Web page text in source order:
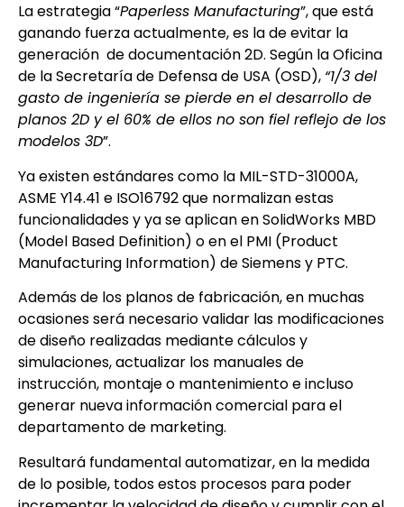
La estrategia “Paperless Manufacturing”, que está
ganando fuerza actualmente, es la de evitar la
generación de documentación 2D. Según la Oficina
de la Secretaría de Defensa de USA (OSD), “1/3 del
gasto de ingeniería se pierde en el desarrollo de
planos 2D y el 60% de ellos no son fiel reflejo de los
modelos 3D”.
Ya existen estándares como la MIL-STD-31000A,
ASME Y14.41 e ISO16792 que normalizan estas
funcionalidades y ya se aplican en SolidWorks MBD
(Model Based Definition) o en el PMI (Product
Manufacturing Information) de Siemens y PTC.
Además de los planos de fabricación, en muchas
ocasiones será necesario validar las modificaciones
de diseño realizadas mediante cálculos y
simulaciones, actualizar los manuales de
instrucción, montaje o mantenimiento e incluso
generar nueva información comercial para el
departamento de marketing.
Resultará fundamental automatizar, en la medida
de lo posible, todos estos procesos para poder